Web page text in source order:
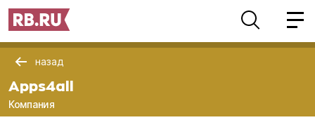
назад
Apps4all
Компания